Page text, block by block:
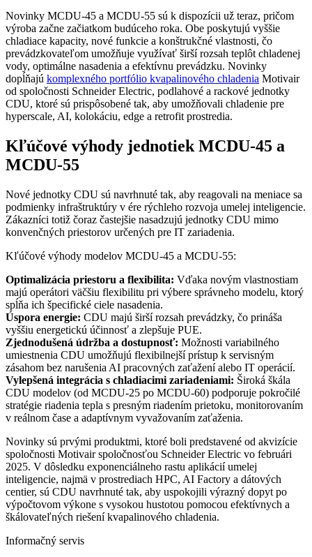
Novinky MCDU-45 a MCDU-55 sú k dispozícii už teraz, pričom
výroba začne začiatkom budúceho roka. Obe poskytujú vyššie
chladiace kapacity, nové funkcie a konštrukčné vlastnosti, čo
prevádzkovateľom umožňuje využívať širší rozsah teplôt chladenej
vody, optimálne nasadenia a efektívnu prevádzku. Novinky
dopĺňajú komplexného portfólio kvapalinového chladenia Motivair
od spoločnosti Schneider Electric, podlahové a rackové jednotky
CDU, ktoré sú prispôsobené tak, aby umožňovali chladenie pre
hyperscale, AI, kolokáciu, edge a retrofit prostredia.
Kľúčové výhody jednotiek MCDU-45 a
MCDU-55
Nové jednotky CDU sú navrhnuté tak, aby reagovali na meniace sa
podmienky infraštruktúry v ére rýchleho rozvoja umelej inteligencie.
Zákazníci totiž čoraz častejšie nasadzujú jednotky CDU mimo
konvenčných priestorov určených pre IT zariadenia.
Kľúčové výhody modelov MCDU-45 a MCDU-55:
Optimalizácia priestoru a flexibilita: Vďaka novým vlastnostiam
majú operátori väčšiu flexibilitu pri výbere správneho modelu, ktorý
spĺňa ich špecifické ciele nasadenia.
Úspora energie: CDU majú širší rozsah prevádzky, čo prináša
vyššiu energetickú účinnosť a zlepšuje PUE.
Zjednodušená údržba a dostupnosť: Možnosti variabilného
umiestnenia CDU umožňujú flexibilnejší prístup k servisným
zásahom bez narušenia AI pracovných zaťažení alebo IT operácií.
Vylepšená integrácia s chladiacimi zariadeniami: Široká škála
CDU modelov (od MCDU-25 po MCDU-60) podporuje pokročilé
stratégie riadenia tepla s presným riadením prietoku, monitorovaním
v reálnom čase a adaptívnym vyvažovaním zaťaženia.
Novinky sú prvými produktmi, ktoré boli predstavené od akvizície
spoločnosti Motivair spoločnosťou Schneider Electric vo februári
2025. V dôsledku exponenciálneho rastu aplikácií umelej
inteligencie, najmä v prostrediach HPC, AI Factory a dátových
centier, sú CDU navrhnuté tak, aby uspokojili výrazný dopyt po
výpočtovom výkone s vysokou hustotou pomocou efektívnych a
škálovateľných riešení kvapalinového chladenia.
Informačný servis